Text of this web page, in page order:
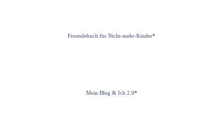
Freundebuch für Nicht-mehr-Kinder*
Mein Blog & Ich 2.0*